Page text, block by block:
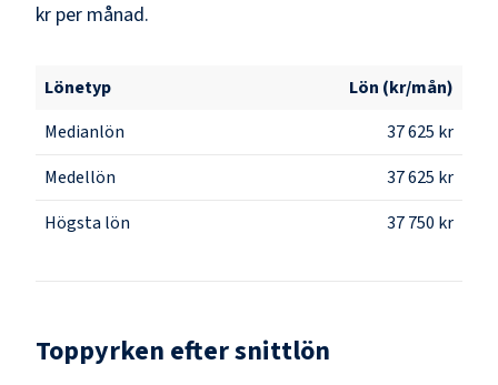
kr per månad.
Lönetyp
Lön (kr/mån)
Medianlön
37 625 kr
Medellön
37 625 kr
Högsta lön
37 750 kr
Toppyrken efter snittlön